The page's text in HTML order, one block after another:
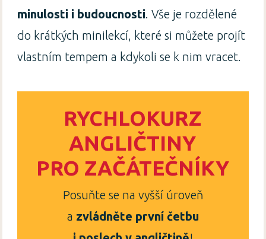
minulosti i budoucnosti. Vše je rozdělené
do krátkých minilekcí, které si můžete projít
vlastním tempem a kdykoli se k nim vracet.
RYCHLOKURZ
ANGLIČTINY
PRO ZAČÁTEČNÍKY
Posuňte se na vyšší úroveň
a zvládněte první četbu